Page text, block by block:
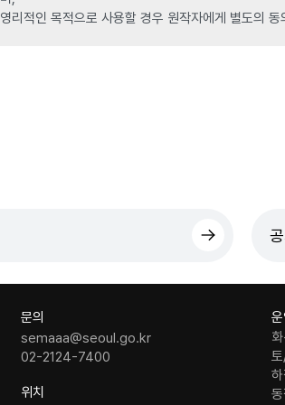
영리적인 목적으로 사용할 경우 원작자에게 별도의
문의
semaaa@seoul.go.kr
02-2124-7400
위치